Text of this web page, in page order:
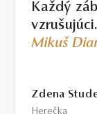
Každý
Mikuš
Zdena
Herečka